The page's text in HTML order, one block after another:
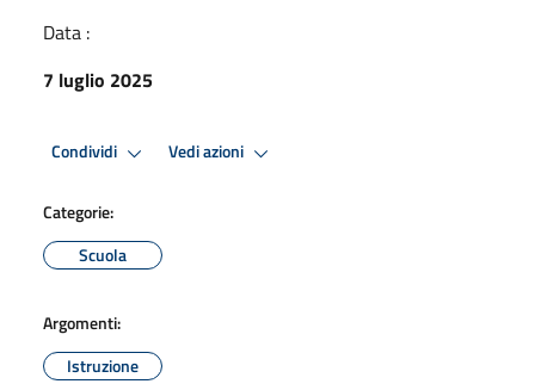
Data :
7 luglio 2025
Condividi Vedi azioni
Categorie:
Scuola
Argomenti:
Istruzione